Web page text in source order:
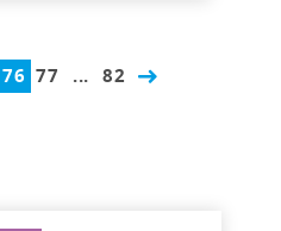
76 77 ... 82